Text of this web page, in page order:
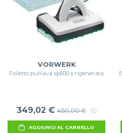
VORWERK
Folletto pulilava sp600 s rigenerata
349,02 € 450,00 €
AGGIUNGI AL CARRELLO